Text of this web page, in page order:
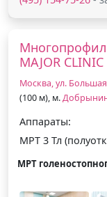
MAJOR CLINIC
Москва, ул.
(100 м), м.
Аппараты:
МРТ 3 Тл
МРТ